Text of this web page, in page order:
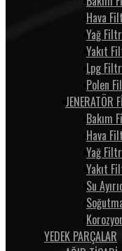
Hava
Yağ
Yakıt
Lpg
Polen
JENERATÖR
Bakım
Hava
Yağ
Yakıt
Su
YEDEK PARÇALAR